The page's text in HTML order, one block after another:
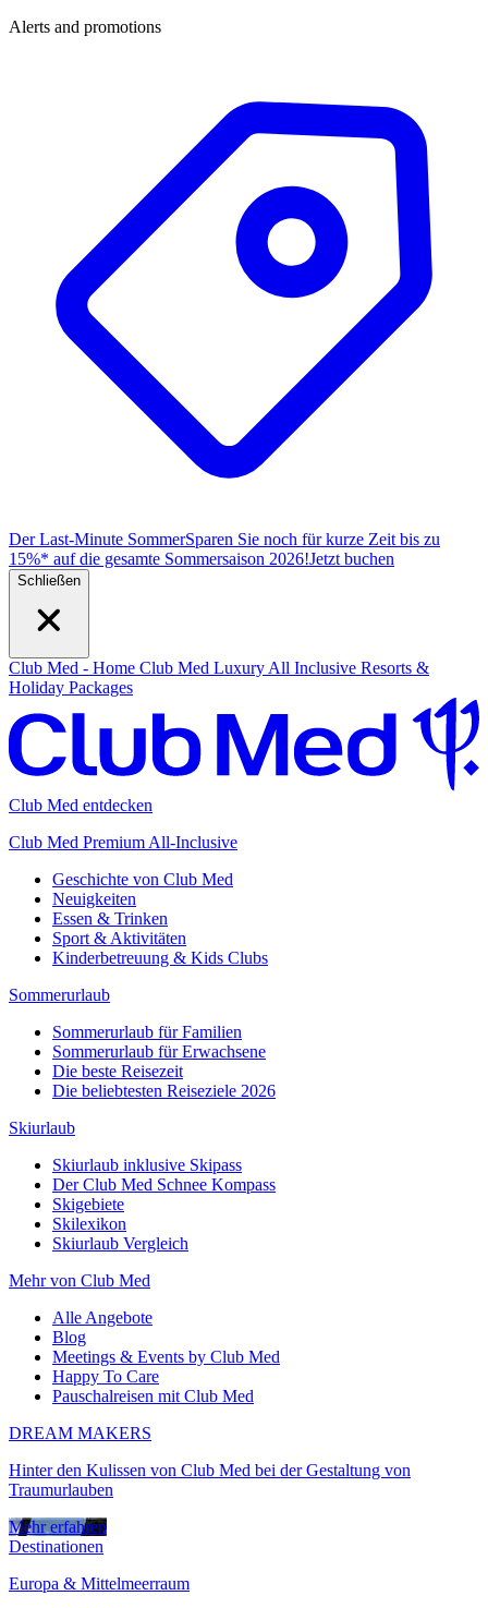
Alerts and promotions
Der Last-Minute SommerSparen Sie noch für kurze Zeit bis zu
15%* auf die gesamte Sommersaison 2026!Jetzt buchen
Schließen
Club Med - Home Club Med Luxury All Inclusive Resorts &
Holiday Packages
Club Med entdecken
Club Med Premium All-Inclusive
Geschichte von Club Med
Neuigkeiten
Essen & Trinken
Sport & Aktivitäten
Kinderbetreuung & Kids Clubs
Sommerurlaub
Sommerurlaub für Familien
Sommerurlaub für Erwachsene
Die beste Reisezeit
Die beliebtesten Reiseziele 2026
Skiurlaub
Skiurlaub inklusive Skipass
Der Club Med Schnee Kompass
Skigebiete
Skilexikon
Skiurlaub Vergleich
Mehr von Club Med
Alle Angebote
Blog
Meetings & Events by Club Med
Happy To Care
Pauschalreisen mit Club Med
DREAM MAKERS
Hinter den Kulissen von Club Med bei der Gestaltung von
Traumurlauben
Mehr erfahren
Destinationen
Europa & Mittelmeerraum